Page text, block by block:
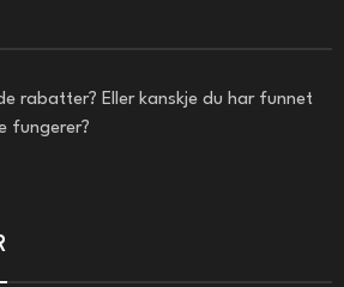
rabatter? Eller kanskje du har funnet
fungerer?